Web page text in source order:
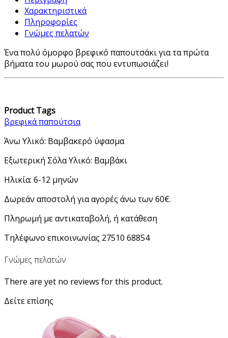
Χαρακτηριστικά
Πληροφορίες
Γνώμες πελατών
Ένα πολύ όμορφο βρεφικό παπουτσάκι για τα πρώτα
βήματα του μωρού σας που εντυπωσιάζει!
Product Tags
βρεφικά παπούτσια
Άνω Υλικό: Βαμβακερό ύφασμα
Εξωτερική Σόλα Υλικό: Βαμβάκι
Ηλικία: 6-12 μηνών
Δωρεάν αποστολή για αγορές άνω των 60€.
Πληρωμή με αντικαταβολή, ή κατάθεση
Τηλέφωνο επικοινωνίας 27510 68854
Γνώμες πελατών
There are yet no reviews for this product.
Δείτε επίσης